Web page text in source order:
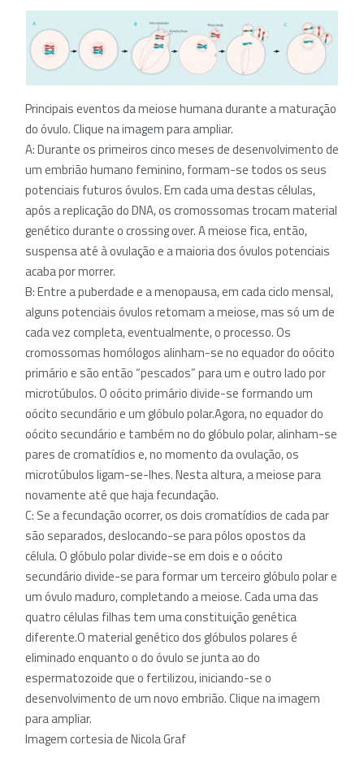
Principais eventos da meiose humana durante a maturação
do óvulo. Clique na imagem para ampliar.
A: Durante os primeiros cinco meses de desenvolvimento de
um embrião humano feminino, formam-se todos os seus
potenciais futuros óvulos. Em cada uma destas células,
após a replicação do DNA, os cromossomas trocam material
genético durante o crossing over. A meiose fica, então,
suspensa até à ovulação e a maioria dos óvulos potenciais
acaba por morrer.
B: Entre a puberdade e a menopausa, em cada ciclo mensal,
alguns potenciais óvulos retomam a meiose, mas só um de
cada vez completa, eventualmente, o processo. Os
cromossomas homólogos alinham-se no equador do oócito
primário e são então “pescados” para um e outro lado por
microtúbulos. O oócito primário divide-se formando um
oócito secundário e um glóbulo polar.Agora, no equador do
oócito secundário e também no do glóbulo polar, alinham-se
pares de cromatídios e, no momento da ovulação, os
microtúbulos ligam-se-lhes. Nesta altura, a meiose para
novamente até que haja fecundação.
C: Se a fecundação ocorrer, os dois cromatídios de cada par
são separados, deslocando-se para pólos opostos da
célula. O glóbulo polar divide-se em dois e o oócito
secundário divide-se para formar um terceiro glóbulo polar e
um óvulo maduro, completando a meiose. Cada uma das
quatro células filhas tem uma constituição genética
diferente.O material genético dos glóbulos polares é
eliminado enquanto o do óvulo se junta ao do
espermatozoide que o fertilizou, iniciando-se o
desenvolvimento de um novo embrião. Clique na imagem
para ampliar.
Imagem cortesia de Nicola Graf